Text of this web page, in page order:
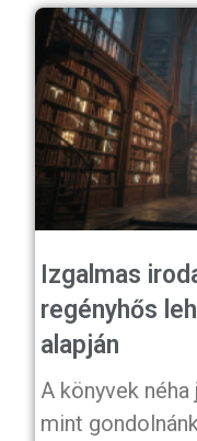
Izgalmas
regényhős
alapján
A könyvek
mint